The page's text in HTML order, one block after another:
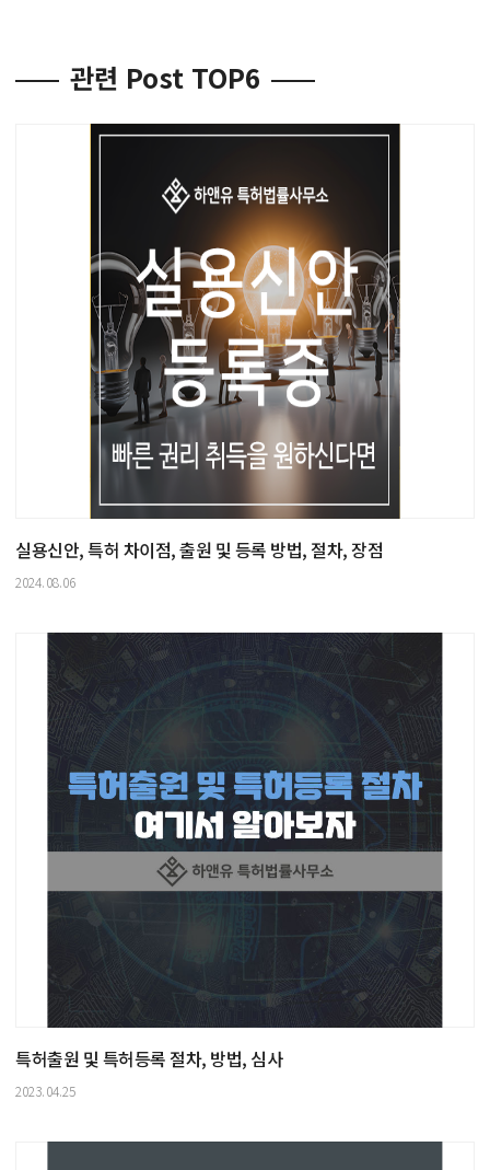
관련 Post TOP6
실용신안, 특허 차이점, 출원 및 등록 방법, 절차, 장점
2024.08.06
특허출원 및 특허등록 절차, 방법, 심사
2023.04.25